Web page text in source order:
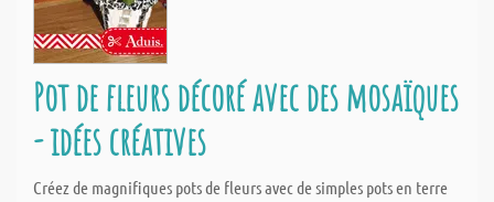
Pot de fleurs décoré avec des mosaïques
- idées créatives
Créez de magnifiques pots de fleurs avec de simples pots en terre